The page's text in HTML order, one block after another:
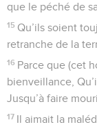
que le péché de
15 Qu’ils soient
retranche de la
16 Parce que (cet
bienveillance,
Jusqu’à faire
17 Il aimait la